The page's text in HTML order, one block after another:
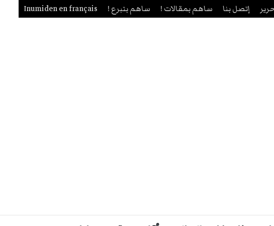
إتصل بنا ساهم بمقالات ! ساهم بتبرع ! Inumiden en français